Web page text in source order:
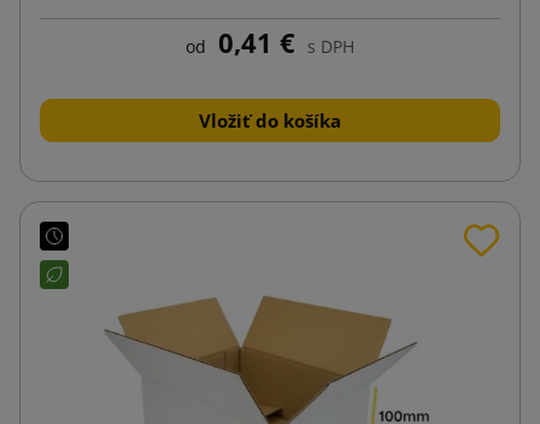
od 0,41 € s DPH
Vložiť do košíka